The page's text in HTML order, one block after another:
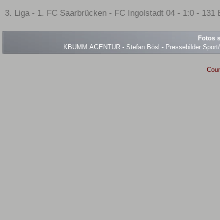
3. Liga - 1. FC Saarbrücken - FC Ingolstadt 04 - 1:0 - 131
Fotos
KBUMM.AGENTUR - Stefan Bösl - Pressebilder